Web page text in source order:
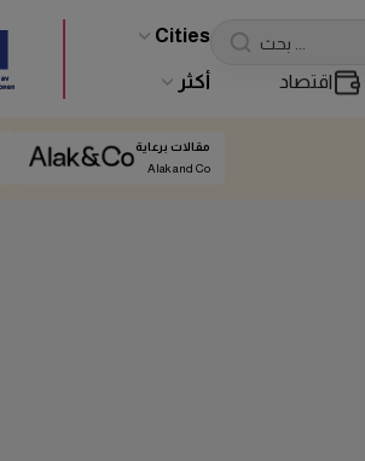
Cities
اقتصاد أكثر
مقالات برعاية
Alak and Co